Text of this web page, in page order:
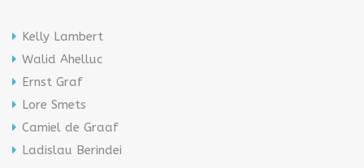
Kelly Lambert
Walid Ahelluc
Ernst Graf
Lore Smets
Camiel de Graaf
Ladislau Berindei